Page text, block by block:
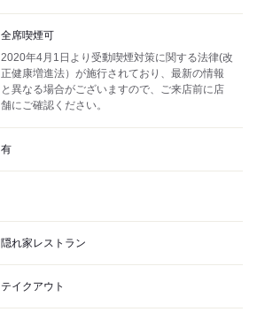
全席喫煙可
2020年4月1日より受動喫煙対策に関する法律(改
正健康増進法）が施行されており、最新の情報
と異なる場合がございますので、ご来店前に店
舗にご確認ください。
有
隠れ家レストラン
テイクアウト